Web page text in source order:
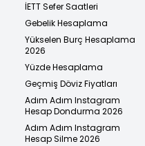
İETT Sefer Saatleri
Gebelik Hesaplama
Yükselen Burç Hesaplama
2026
Yüzde Hesaplama
Geçmiş Döviz Fiyatları
Adım Adım Instagram
Hesap Dondurma 2026
Adım Adım Instagram
Hesap Silme 2026